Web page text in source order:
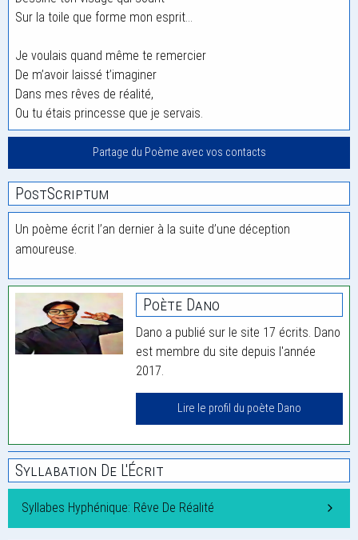
Sur la toile que forme mon esprit…
Je voulais quand même te remercier
De m’avoir laissé t’imaginer
Dans mes rêves de réalité,
Ou tu étais princesse que je servais.
Partage du Poème avec vos contacts
PostScriptum
Un poème écrit l’an dernier à la suite d’une déception
amoureuse.
Poète Dano
Dano a publié sur le site 17 écrits. Dano
est membre du site depuis l'année
2017.
Lire le profil du poète Dano
Syllabation De L'Écrit
Syllabes Hyphénique: Rêve De Réalité